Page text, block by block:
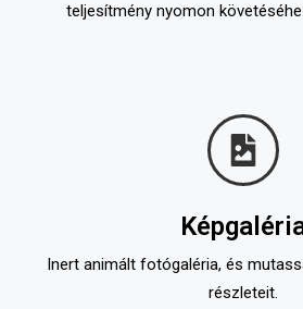
teljesítmény nyomon
Inert animált fotógaléria, és
részleteit.